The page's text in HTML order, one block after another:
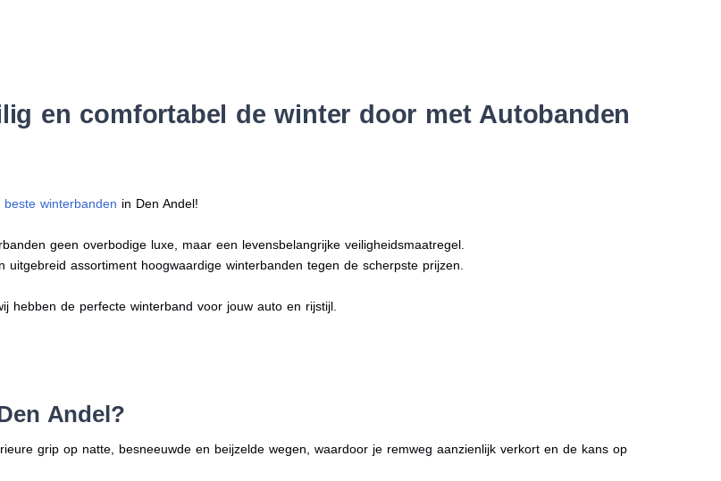
en comfortabel de winter door met Autobanden
beste winterbanden in Den Andel!
geen overbodige luxe, maar een levensbelangrijke veiligheidsmaatregel.
assortiment hoogwaardige winterbanden tegen de scherpste prijzen.
hebben de perfecte winterband voor jouw auto en rijstijl.
Andel?
grip op natte, besneeuwde en beijzelde wegen, waardoor je remweg aanzienlijk verkort en de kans op